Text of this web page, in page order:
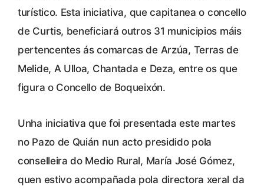
turístico. Esta iniciativa, que capitanea o concello
de Curtis, beneficiará outros 31 municipios máis
pertencentes ás comarcas de Arzúa, Terras de
Melide, A Ulloa, Chantada e Deza, entre os que
figura o Concello de Boqueixón.
Unha iniciativa que foi presentada este martes
no Pazo de Quián nun acto presidido pola
conselleira do Medio Rural, María José Gómez,
quen estivo acompañada pola directora xeral da